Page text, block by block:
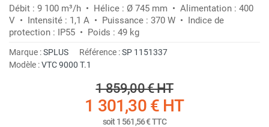
Débit : 9 100 m³/h • Hélice : Ø 745 mm • Alimentation : 400
V • Intensité : 1,1 A • Puissance : 370 W • Indice de
protection : IP55 • Poids : 49 kg
Marque :SPLUS Référence :SP 1151337
Modèle :VTC 9000 T.1
1 859,00 €HT
1 301,30 € HT
soit1 561,56 €TTC